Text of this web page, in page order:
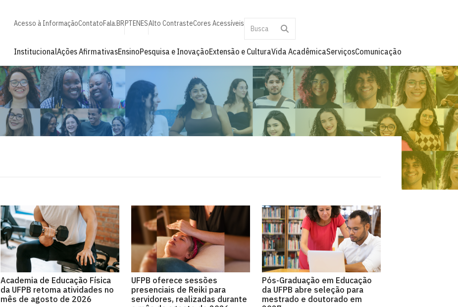
Acesso à InformaçãoContatoFala.BRPTENESAlto ContrasteCores Acessíveis
InstitucionalAções AfirmativasEnsinoPesquisa e InovaçãoExtensão e CulturaVida AcadêmicaServiçosComunicação
Academia de Educação Física
da UFPB retoma atividades no
mês de agosto de 2026
UFPB oferece sessões
presenciais de Reiki para
servidores, realizadas durante
Pós-Graduação em Educação
da UFPB abre seleção para
mestrado e doutorado em